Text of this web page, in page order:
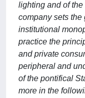
lighting and of
company sets the
institutional
practice the
and private
peripheral and
of the pontifical
more in the